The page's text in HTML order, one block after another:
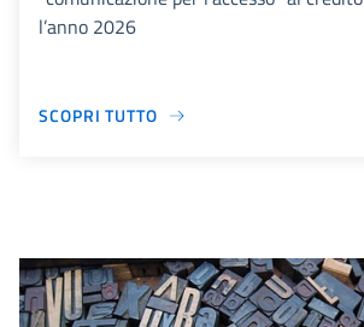
l’anno 2026
SCOPRI TUTTO